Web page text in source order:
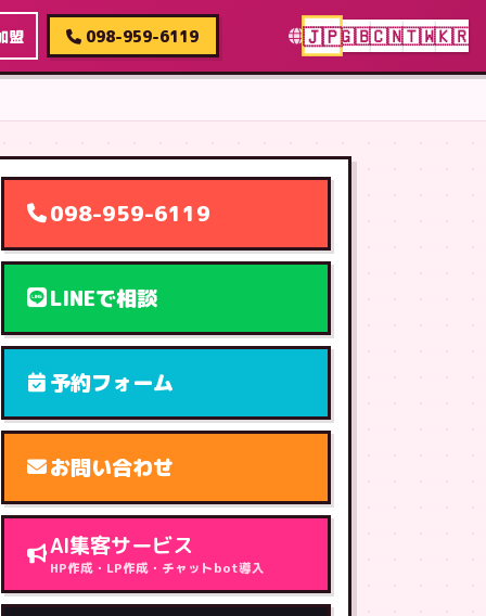
盟 098-959-6119 🇯🇵🇬🇧🇨🇳🇹🇼🇰🇷
098-959-6119
LINEで相談
予約フォーム
お問い合わせ
AI集客サービス
HP作成・LP作成・チャットbot導入